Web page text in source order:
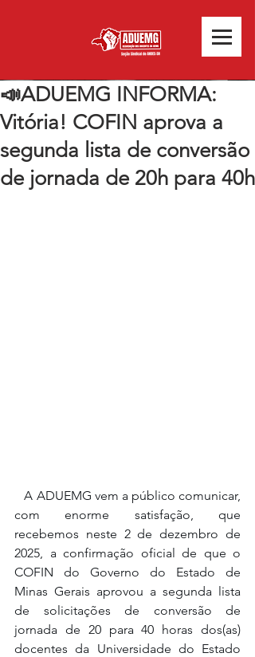
📣ADUEMG INFORMA:
Vitória! COFIN aprova a
segunda lista de conversão
de jornada de 20h para 40h
   A ADUEMG vem a público comunicar,
com enorme satisfação, que
recebemos neste 2 de dezembro de
2025, a confirmação oficial de que o
COFIN do Governo do Estado de
Minas Gerais aprovou a segunda lista
de solicitações de conversão de
jornada de 20 para 40 horas dos(as)
docentes da Universidade do Estado